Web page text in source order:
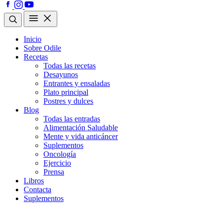
Inicio
Sobre Odile
Recetas
Todas las recetas
Desayunos
Entrantes y ensaladas
Plato principal
Postres y dulces
Blog
Todas las entradas
Alimentación Saludable
Mente y vida anticáncer
Suplementos
Oncología
Ejercicio
Prensa
Libros
Contacta
Suplementos